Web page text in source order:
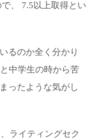
、 7.5以上取得とい
るのか全く分かり
中学生の時から苦
ったような気がし
ライティングセク